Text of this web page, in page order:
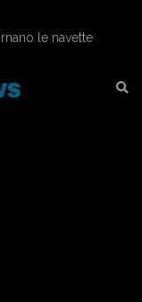
Eva Amici